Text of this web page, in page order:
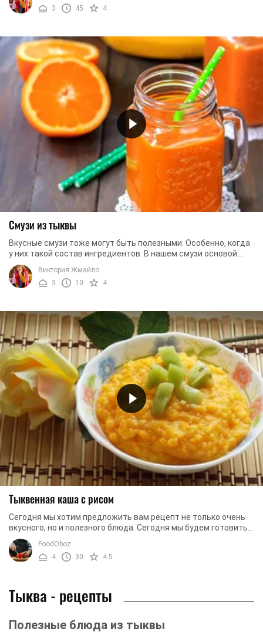
3
45 4
Смузи из тыквы
Вкусные смузи тоже могут быть полезными. Особенно, когда
у них такой состав ингредиентов. В нашем смузи основой
выступает тыква, а как мы знаем, то ...
Виктория Жмайло
3
10 4
Тыквенная каша с рисом
Сегодня мы хотим предложить вам рецепт не только очень
вкусного, но и полезного блюда. Сегодня мы будем готовить
тыквенную кашу с рисом. Дело в том, ...
FoodOboz
4
30 4.5
Тыква - рецепты
Полезные блюда из тыквы